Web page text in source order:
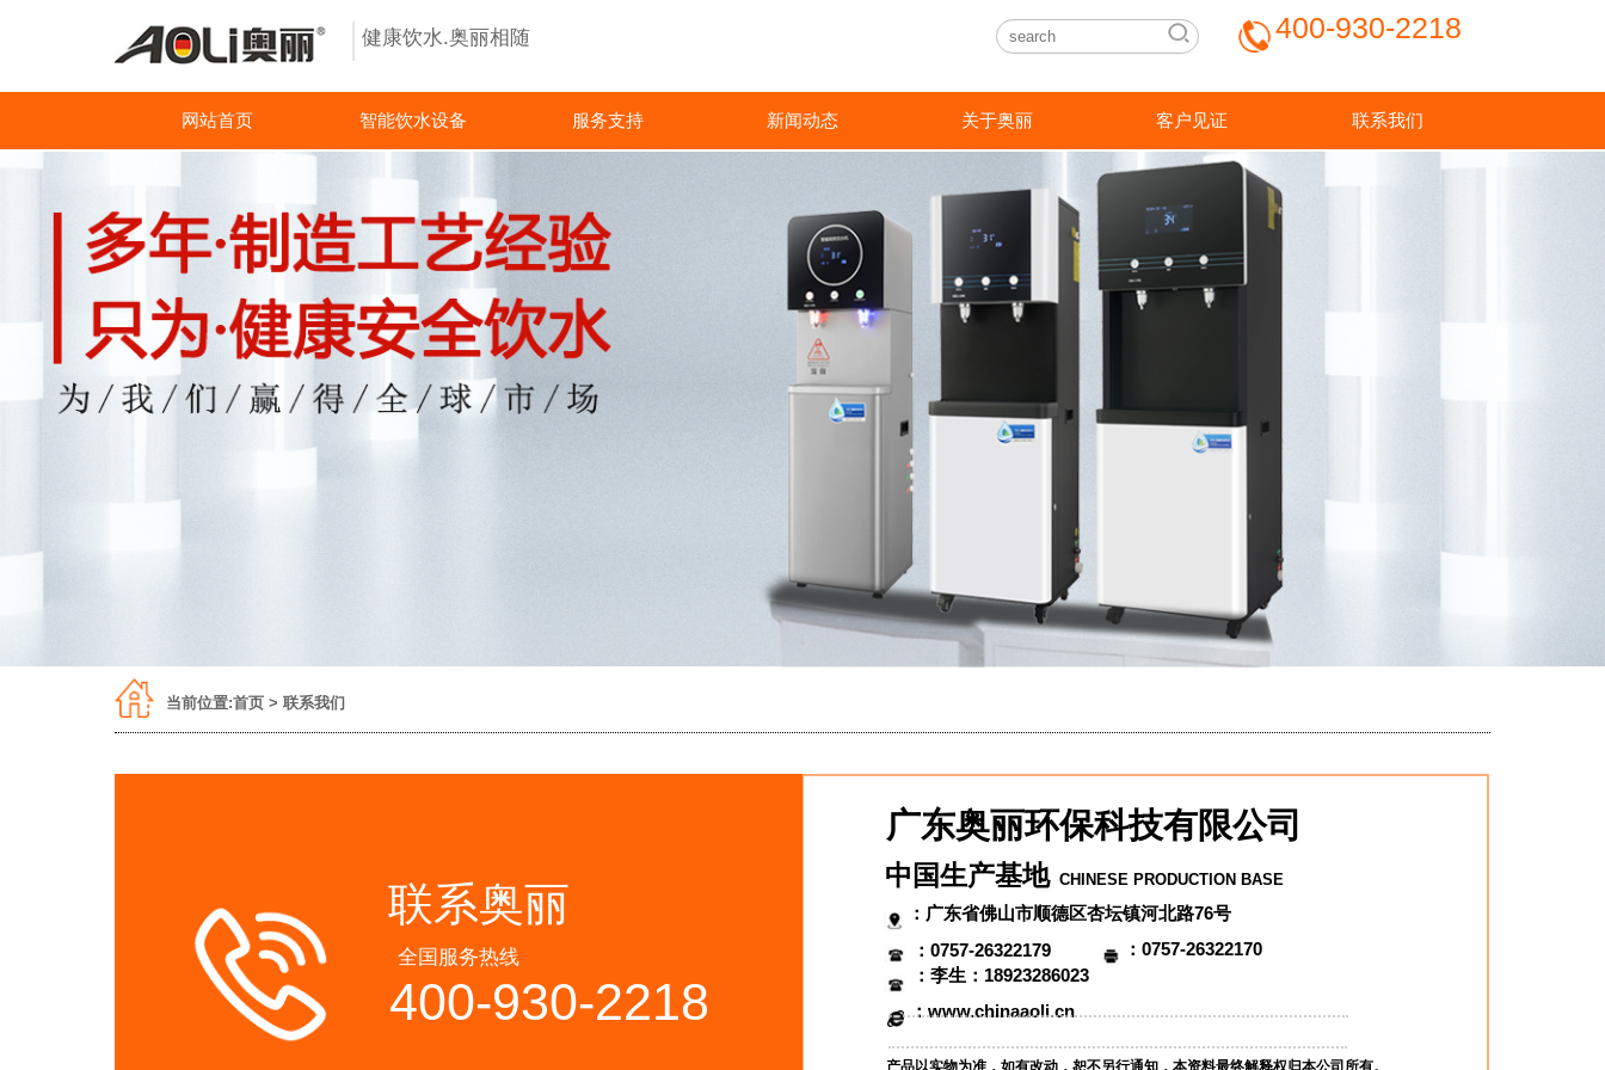
健康饮水.奥丽相随 400-930-2218
网站首页 智能饮水设备 服务支持 新闻动态 关于奥丽 客户见证 联系我们
当前位置:首页> 联系我们
联系奥丽
全国服务热线
广东奥丽环保科技有限公司
：广东省佛山市顺德区杏坛镇河北路76号
：www.chinaaoli.cn
：0757-26322179
：李生：18923286023
中国生产基地 CHINESE PRODUCTION BASE